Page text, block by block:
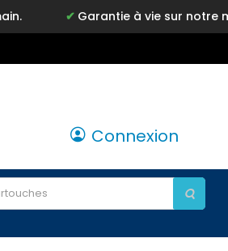
Garantie à vie sur notre marque
Connexion